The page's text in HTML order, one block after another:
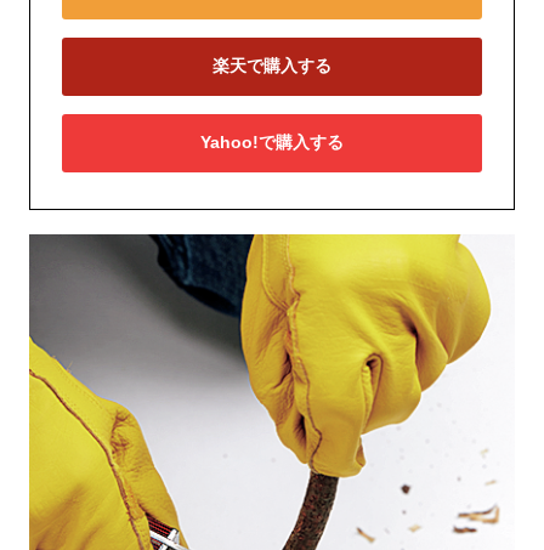
楽天で購入する
Yahoo!で購入する